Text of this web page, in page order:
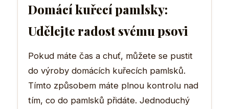
Domácí kuřecí pamlsky:
Udělejte radost svému psovi
Pokud máte čas a chuť, můžete se pustit
do výroby domácích kuřecích pamlsků.
Tímto způsobem máte plnou kontrolu nad
tím, co do pamlsků přidáte. Jednoduchý